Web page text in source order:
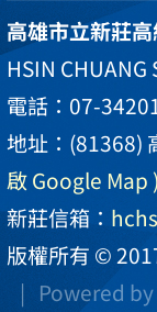
高雄市立新莊
HSIN CHUANG
電話：07-
地址：(81368)
啟 Google Map )
新莊信箱：
版權所有 ©
| Powered by